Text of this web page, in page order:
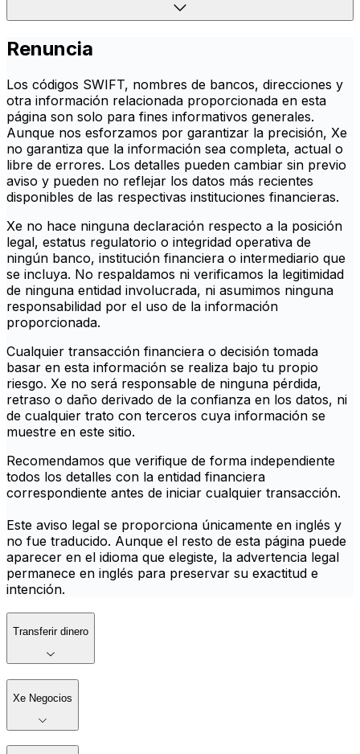
Renuncia
Los códigos SWIFT, nombres de bancos, direcciones y
otra información relacionada proporcionada en esta
página son solo para fines informativos generales.
Aunque nos esforzamos por garantizar la precisión, Xe
no garantiza que la información sea completa, actual o
libre de errores. Los detalles pueden cambiar sin previo
aviso y pueden no reflejar los datos más recientes
disponibles de las respectivas instituciones financieras.
Xe no hace ninguna declaración respecto a la posición
legal, estatus regulatorio o integridad operativa de
ningún banco, institución financiera o intermediario que
se incluya. No respaldamos ni verificamos la legitimidad
de ninguna entidad involucrada, ni asumimos ninguna
responsabilidad por el uso de la información
proporcionada.
Cualquier transacción financiera o decisión tomada
basar en esta información se realiza bajo tu propio
riesgo. Xe no será responsable de ninguna pérdida,
retraso o daño derivado de la confianza en los datos, ni
de cualquier trato con terceros cuya información se
muestre en este sitio.
Recomendamos que verifique de forma independiente
todos los detalles con la entidad financiera
correspondiente antes de iniciar cualquier transacción.
Este aviso legal se proporciona únicamente en inglés y
no fue traducido. Aunque el resto de esta página puede
aparecer en el idioma que elegiste, la advertencia legal
permanece en inglés para preservar su exactitud e
intención.
Transferir dinero
Xe Negocios